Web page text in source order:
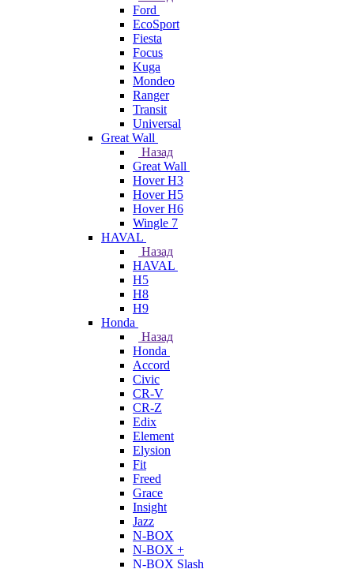
Ford
EcoSport
Fiesta
Focus
Kuga
Mondeo
Ranger
Transit
Universal
Great Wall
Назад
Great Wall
Hover H3
Hover H5
Hover H6
Wingle 7
HAVAL
Назад
HAVAL
H5
H8
H9
Honda
Назад
Honda
Accord
Civic
CR-V
CR-Z
Edix
Element
Elysion
Fit
Freed
Grace
Insight
Jazz
N-BOX
N-BOX +
N-BOX Slash